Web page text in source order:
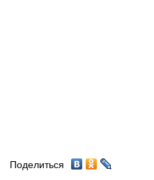
Поделиться